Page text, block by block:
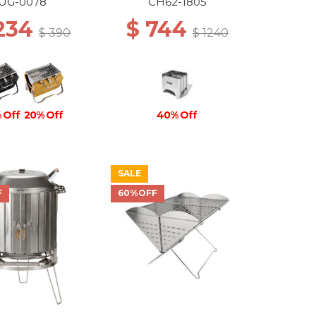
$ 390
Off 20% Off
$ 744 $ 1240
40% Off
SALE
60%OFF